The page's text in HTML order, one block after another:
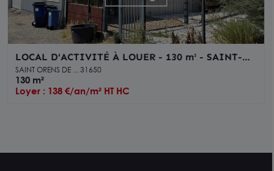
LOCAL D'ACTIVITÉ À LOUER - 130 m² - SAINT-
ORENS-DE-GAMEVILLE - DÉPÔT ISOLÉ,
BUREAUX ET PARKINGS
SAINT ORENS DE ... 31650
130 m²
Loyer : 138 €/an/m² HT HC